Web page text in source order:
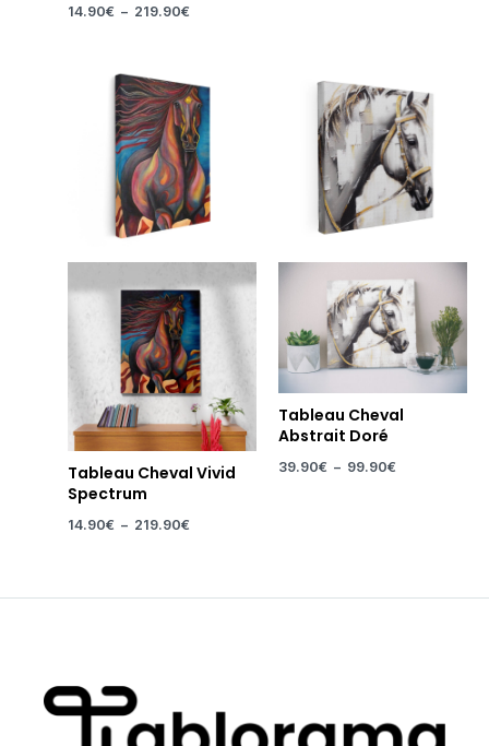
14.90€ – 219.90€
Tableau Cheval Vivid
Spectrum
14.90€ – 219.90€
de
prix :
14.90€
à
219.90€
Tableau Cheval
Abstrait Doré
39.90€ – 99.90€
de
prix :
39.90€
à
99.90€